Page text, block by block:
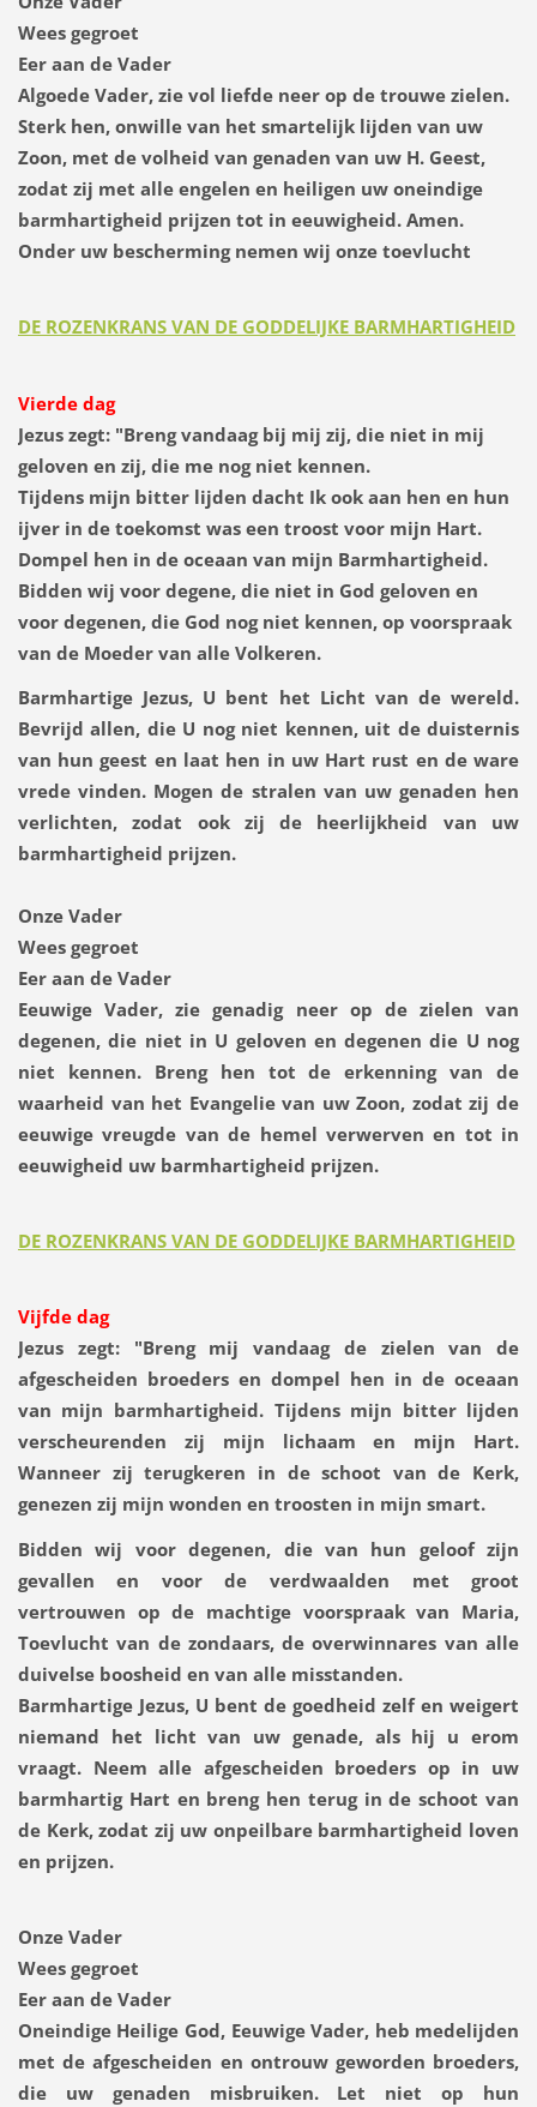
Wees gegroet
Eer aan de Vader
Algoede Vader, zie vol liefde neer op de trouwe zielen.
Sterk hen, onwille van het smartelijk lijden van uw
Zoon, met de volheid van genaden van uw H. Geest,
zodat zij met alle engelen en heiligen uw oneindige
barmhartigheid prijzen tot in eeuwigheid. Amen.
Onder uw bescherming nemen wij onze toevlucht
DE ROZENKRANS VAN DE GODDELIJKE BARMHARTIGHEID
Vierde dag
Jezus zegt:"Breng vandaag bij mij zij, die niet in mij
geloven en zij, die me nog niet kennen.
Tijdens mijn bitter lijden dacht Ik ook aan hen en hun
ijver in de toekomst was een troost voor mijn Hart.
Dompel hen in de oceaan van mijn Barmhartigheid.
Bidden wij voor degene, die niet in God geloven en
voor degenen, die God nog niet kennen, op voorspraak
van de Moeder van alle Volkeren.
Barmhartige Jezus, U bent het Licht van de wereld.
Bevrijd allen, die U nog niet kennen, uit de duisternis
van hun geest en laat hen in uw Hart rust en de ware
vrede vinden. Mogen de stralen van uw genaden hen
verlichten, zodat ook zij de heerlijkheid van uw
barmhartigheid prijzen.
Onze Vader
Wees gegroet
Eer aan de Vader
Eeuwige Vader, zie genadig neer op de zielen van
degenen, die niet in U geloven en degenen die U nog
niet kennen. Breng hen tot de erkenning van de
waarheid van het Evangelie van uw Zoon, zodat zij de
eeuwige vreugde van de hemel verwerven en tot in
eeuwigheid uw barmhartigheid prijzen.
DE ROZENKRANS VAN DE GODDELIJKE BARMHARTIGHEID
Vijfde dag
Jezus zegt: "Breng mij vandaag de zielen van de
afgescheiden broeders en dompel hen in de oceaan
van mijn barmhartigheid. Tijdens mijn bitter lijden
verscheurenden zij mijn lichaam en mijn Hart.
Wanneer zij terugkeren in de schoot van de Kerk,
genezen zij mijn wonden en troosten in mijn smart.
Bidden wij voor degenen, die van hun geloof zijn
gevallen en voor de verdwaalden met groot
vertrouwen op de machtige voorspraak van Maria,
Toevlucht van de zondaars, de overwinnares van alle
duivelse boosheid en van alle misstanden.
Barmhartige Jezus, U bent de goedheid zelf en weigert
niemand het licht van uw genade, als hij u erom
vraagt. Neem alle afgescheiden broeders op in uw
barmhartig Hart en breng hen terug in de schoot van
de Kerk, zodat zij uw onpeilbare barmhartigheid loven
en prijzen.
Onze Vader
Wees gegroet
Eer aan de Vader
Oneindige Heilige God, Eeuwige Vader, heb medelijden
met de afgescheiden en ontrouw geworden broeders,
die uw genaden misbruiken. Let niet op hun